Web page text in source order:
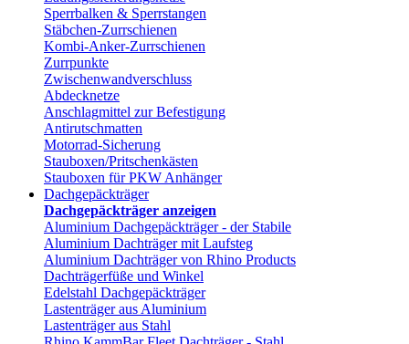
Sperrbalken & Sperrstangen
Stäbchen-Zurrschienen
Kombi-Anker-Zurrschienen
Zurrpunkte
Zwischenwandverschluss
Abdecknetze
Anschlagmittel zur Befestigung
Antirutschmatten
Motorrad-Sicherung
Stauboxen/Pritschenkästen
Stauboxen für PKW Anhänger
Dachgepäckträger
Dachgepäckträger anzeigen
Aluminium Dachgepäckträger - der Stabile
Aluminium Dachträger mit Laufsteg
Aluminium Dachträger von Rhino Products
Dachträgerfüße und Winkel
Edelstahl Dachgepäckträger
Lastenträger aus Aluminium
Lastenträger aus Stahl